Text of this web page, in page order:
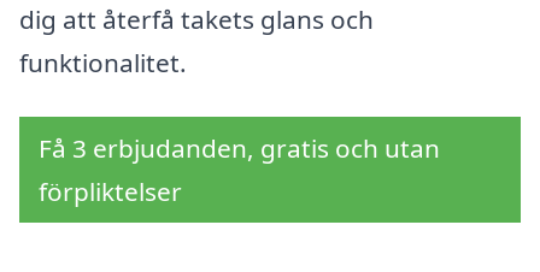
dig att återfå takets glans och
funktionalitet.
Få 3 erbjudanden, gratis och utan
förpliktelser